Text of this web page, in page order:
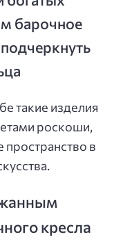
барочное
такие изделия
роскоши,
в
кресла